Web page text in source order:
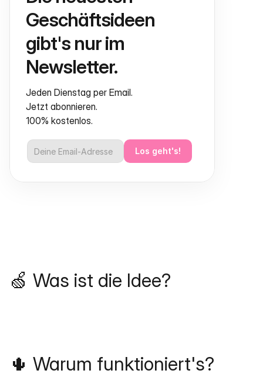
🍏 Was ist die Idee?
🌵 Warum funktioniert's?
Geschäftsideen
gibt's nur im
Newsletter.
Jeden Dienstag per Email.
Jetzt abonnieren.
100% kostenlos.
Los geht's!